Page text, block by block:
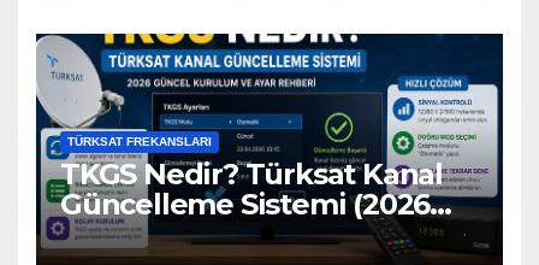
TÜRKSAT FREKANSLARI
TKGS Nedir? Türksat Kanal
Güncelleme Sistemi (2026
Ayarları)